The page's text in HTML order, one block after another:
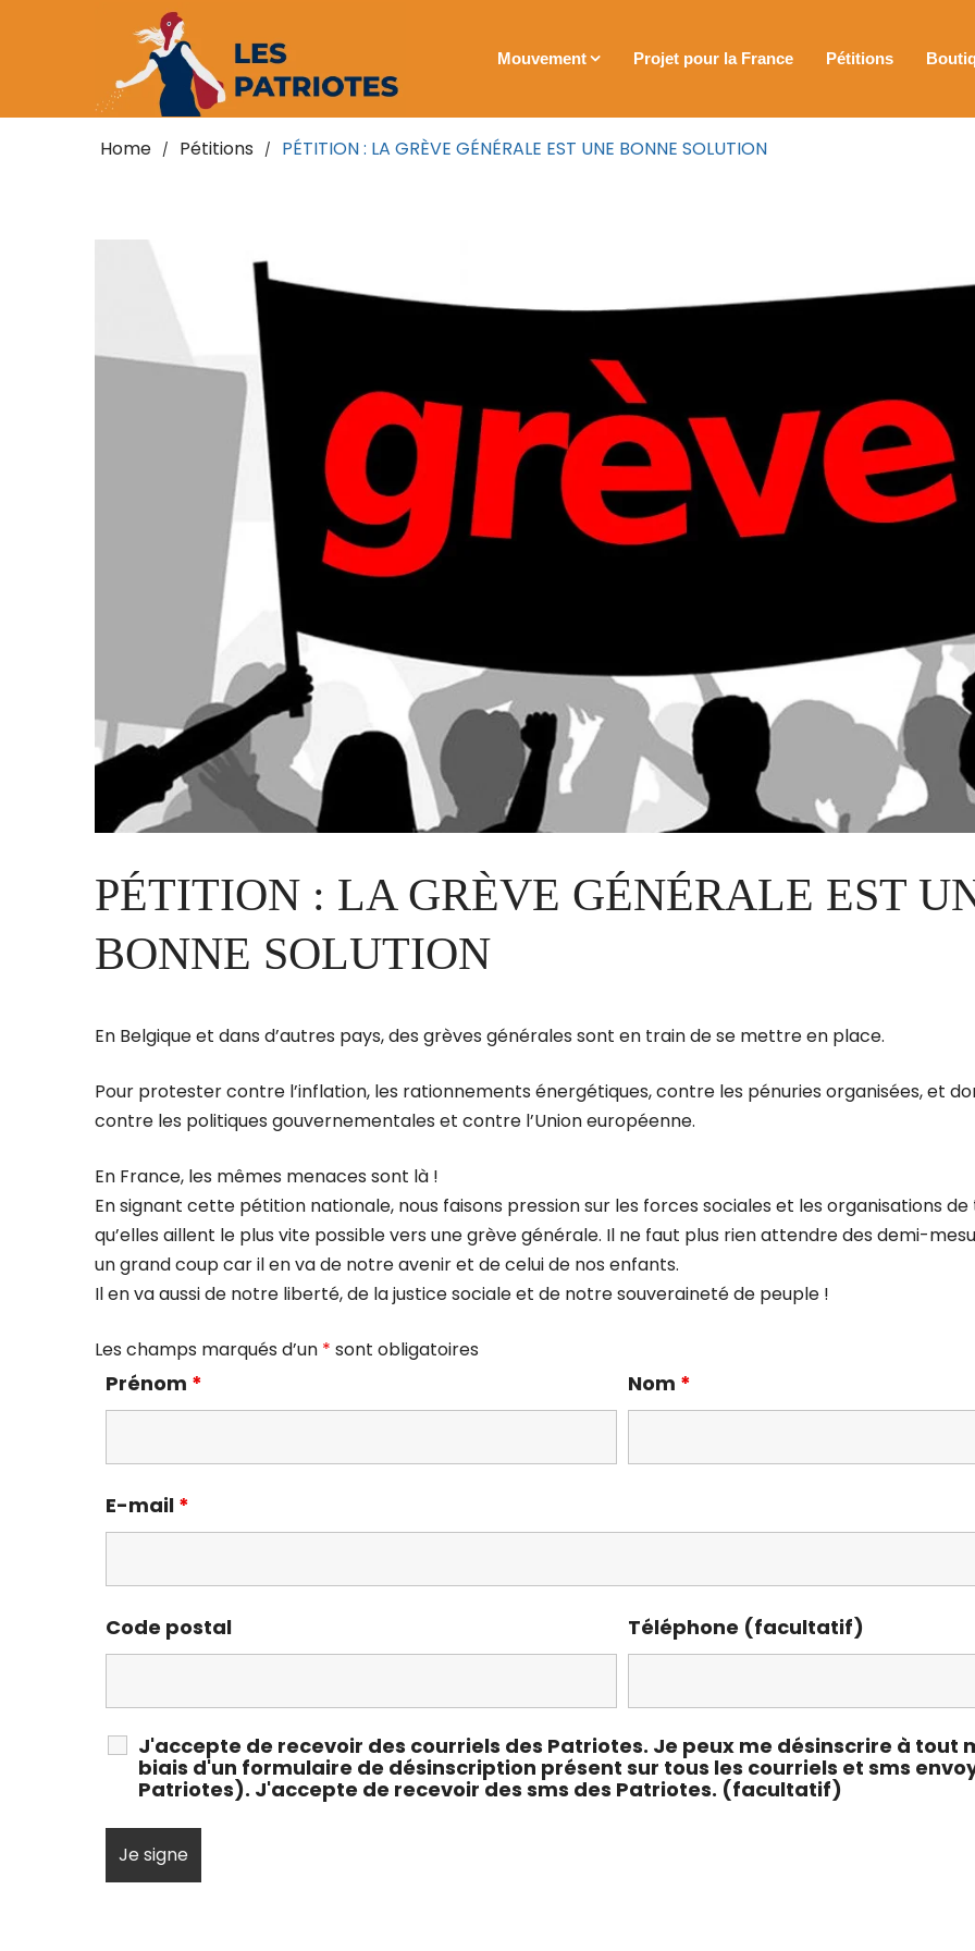
Mouvement Projet pour la France Pétitions
Home / Pétitions / PÉTITION : LA GRÈVE GÉNÉRALE EST UNE BONNE SOLUTION
PÉTITION : LA GRÈVE GÉNÉRALE EST
BONNE SOLUTION
En Belgique et dans d’autres pays, des grèves générales sont en train de se mettre en place.
Pour protester contre l’inflation, les rationnements énergétiques, contre les pénuries organisées, et
contre les politiques gouvernementales et contre l’Union européenne.
En France, les mêmes menaces sont là !
En signant cette pétition nationale, nous faisons pression sur les forces sociales et les organisations
qu’elles aillent le plus vite possible vers une grève générale. Il ne faut plus rien attendre des demi-
un grand coup car il en va de notre avenir et de celui de nos enfants.
Il en va aussi de notre liberté, de la justice sociale et de notre souveraineté de peuple !
Les champs marqués d’un * sont obligatoires
Prénom * Nom *
E-mail *
Code postal Téléphone (facultatif)
J'accepte de recevoir des courriels des Patriotes. Je peux me désinscrire à tout
biais d'un formulaire de désinscription présent sur tous les courriels et sms
Patriotes). J'accepte de recevoir des sms des Patriotes. (facultatif)